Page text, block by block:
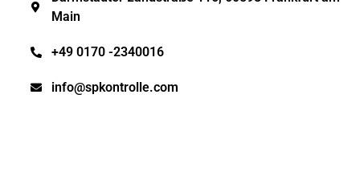
Main
+49 0170 -2340016
info@spkontrolle.com